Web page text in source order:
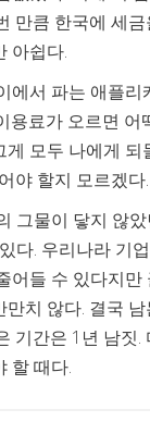
만큼 한국에 세
아쉽다.
에서 파는 애플리
용료가 오르면 어
모두 나에게 되
야 할지 모르겠다.
그물이 닿지 않
다. 우리나라 기
어들 수 있다지만
치 않다. 결국
기간은 1년 남짓.
할 때다.